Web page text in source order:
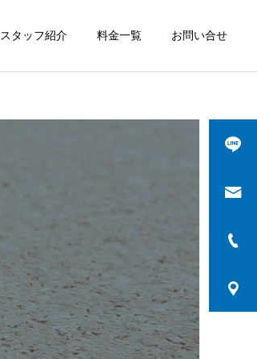
スタッフ紹介 料金一覧 お問い合せ